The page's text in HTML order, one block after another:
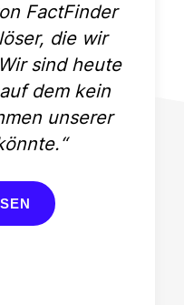
FactFinder
die wir
sind heute
dem kein
unserer